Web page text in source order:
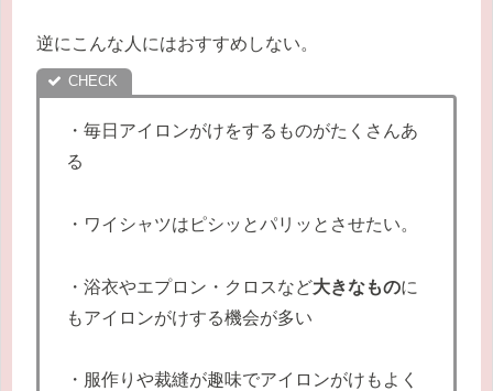
逆にこんな人にはおすすめしない。
・毎日アイロンがけをするものがたくさんあ
る
・ワイシャツはピシッとパリッとさせたい。
・浴衣やエプロン・クロスなど大きなものに
もアイロンがけする機会が多い
・服作りや裁縫が趣味でアイロンがけもよく